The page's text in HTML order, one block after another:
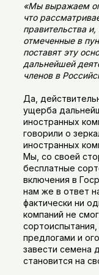
«Мы выражаем
что
правительства
отмеченные в
поставят эту
дальнейшей
членов в
Да,
ущерба
иностранных
говорили о
иностранных
Мы, со своей
бесплатные
включения в
нам же в ответ
фактически ни
компаний не
предлогами и
завести семена
становится на